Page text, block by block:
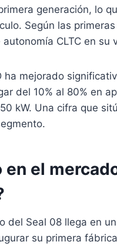
generación, lo
Según las
CLTC en su
ha mejorado
del 10% al 80% en
kW. Una cifra que
en el
del Seal 08 llega en
su primera